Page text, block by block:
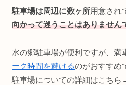
駐車場は周辺に数ヶ所用意され
向かって迷うことはありません
水の郷駐車場が便利ですが、満
ーク時間を避けるのがおすすめ
駐車場についての詳細はこちら